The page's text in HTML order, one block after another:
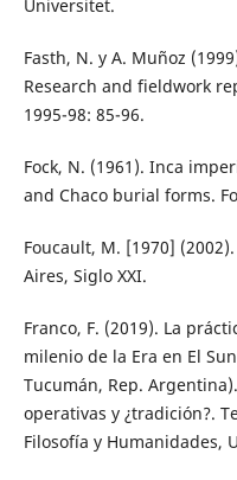
Universitet.
Fasth, N. y A. Muñoz
Research and fieldwork
1995-98: 85-96.
Fock, N. (1961). Inca
and Chaco burial forms.
Foucault, M. [1970]
Aires, Siglo XXI.
Franco, F. (2019). La
milenio de la Era en El
Tucumán, Rep.
operativas y ¿tradición?.
Filosofía y Humanidades,